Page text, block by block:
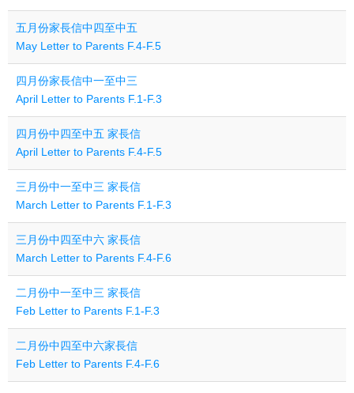
五月份家長信中四至中五
May Letter to Parents F.4-F.5
四月份家長信中一至中三
April Letter to Parents F.1-F.3
四月份中四至中五 家長信
April Letter to Parents F.4-F.5
三月份中一至中三 家長信
March Letter to Parents F.1-F.3
三月份中四至中六 家長信
March Letter to Parents F.4-F.6
二月份中一至中三 家長信
Feb Letter to Parents F.1-F.3
二月份中四至中六家長信
Feb Letter to Parents F.4-F.6